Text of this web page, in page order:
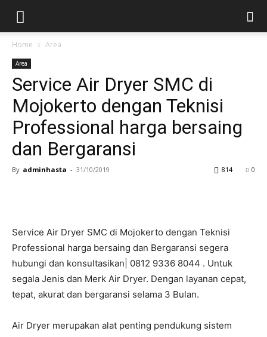
Home Area
Area
Service Air Dryer SMC di
Mojokerto dengan Teknisi
Professional harga bersaing
dan Bergaransi
By adminhasta - 31/10/2019 0
814
Service Air Dryer SMC di Mojokerto dengan Teknisi
Professional harga bersaing dan Bergaransi segera
hubungi dan konsultasikan| 0812 9336 8044 . Untuk
segala Jenis dan Merk Air Dryer. Dengan layanan cepat,
tepat, akurat dan bergaransi selama 3 Bulan.
Air Dryer merupakan alat penting pendukung sistem